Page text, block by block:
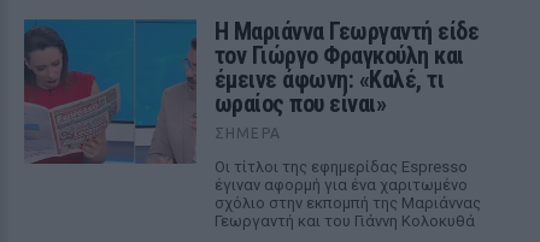
Η Μαριάννα Γεωργαντή είδε
τον Γιώργο Φραγκούλη και
έμεινε άφωνη: «Καλέ, τι
ωραίος που είναι»
ΣΉΜΕΡΑ
Οι τίτλοι της εφημερίδας Espresso
έγιναν αφορμή για ένα χαριτωμένο
σχόλιο στην εκπομπή της Μαριάννας
Γεωργαντή και του Γιάννη Κολοκυθά